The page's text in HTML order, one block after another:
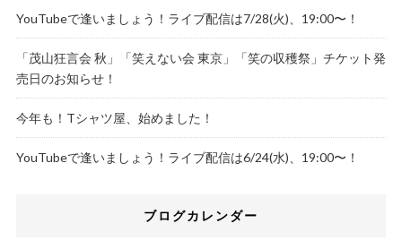
YouTubeで逢いましょう！ライブ配信は7/28(火)、19:00〜！
「茂山狂言会 秋」「笑えない会 東京」「笑の収穫祭」チケット発
売日のお知らせ！
今年も！Tシャツ屋、始めました！
YouTubeで逢いましょう！ライブ配信は6/24(水)、19:00〜！
ブログカレンダー